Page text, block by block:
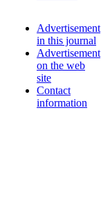
Advertisement
in this journal
Advertisement
on the web
site
Contact
information